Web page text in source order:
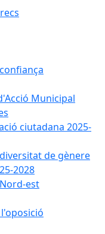
Municipal
ciutadana 2025-
de gènere
2028
est